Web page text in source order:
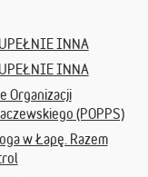
INNA
INNA
Organizacji
(POPPS)
w Łapę. Razem